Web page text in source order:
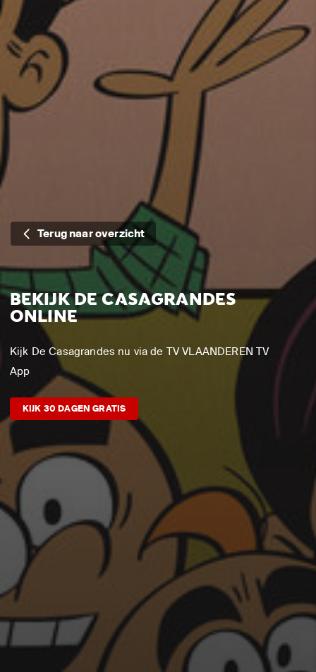
Terug naar overzicht
BEKIJK DE CASAGRANDES
ONLINE
Kijk De Casagrandes nu via de TV VLAANDEREN TV
App
KIJK 30 DAGEN GRATIS